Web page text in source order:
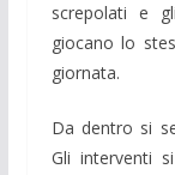
screpolati e
giocano lo
giornata.
Da dentro si
Gli interventi